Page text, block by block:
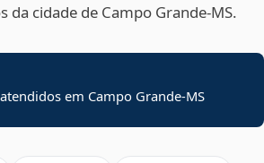
da cidade de Campo Grande‑MS.
em Campo Grande-MS